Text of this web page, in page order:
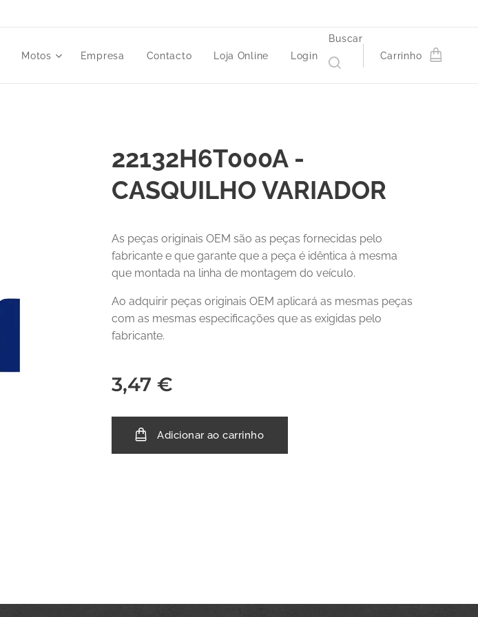
Motos Empresa Contacto Loja Online Login
Buscar
Carrinho
22132H6T000A -
CASQUILHO VARIADOR
As peças originais OEM são as peças fornecidas pelo
fabricante e que garante que a peça é idêntica à mesma
que montada na linha de montagem do veículo.
Ao adquirir peças originais OEM aplicará as mesmas peças
com as mesmas especificações que as exigidas pelo
fabricante.
3,47 €
Adicionar ao carrinho